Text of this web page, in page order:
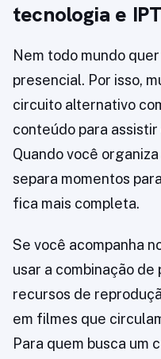
tecnologia e
Nem todo mundo
presencial. Por isso,
circuito alternativo
conteúdo para
Quando você
separa momentos
fica mais completa.
Se você acompanha
usar a combinação
recursos de
em filmes que
Para quem busca um